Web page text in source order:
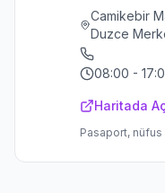
Camikebir
Duzce
08:00 -
Haritada
Pasaport,